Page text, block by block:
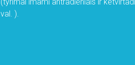
val. ).